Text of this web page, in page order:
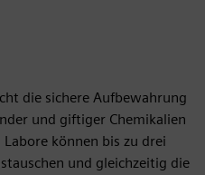
die sichere Aufbewahrung
und giftiger Chemikalien
können bis zu drei
und gleichzeitig die